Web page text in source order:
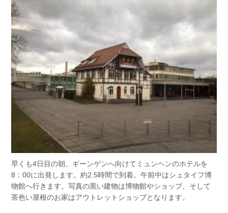
早くも4日目の朝。ギーンゲンへ向けてミュンヘンのホテルを
8：00に出発します。約2.5時間で到着。午前中はシュタイフ博
物館へ行きます。写真の黒い建物は博物館やショップ、そして
茶色い屋根のお家はアウトレットショップとなります。